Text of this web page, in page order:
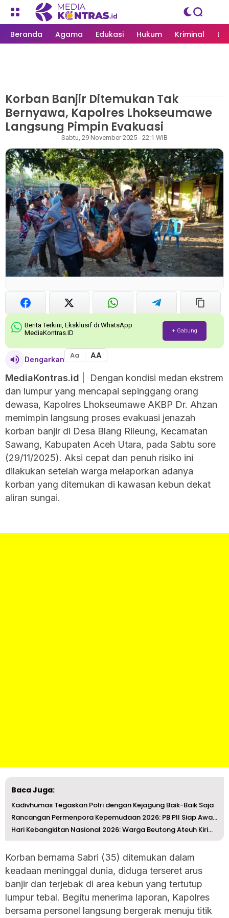
Beranda Agama Edukasi Hukum Kriminal
MEDIAKONTRAS.ID/ NASIONAL
Korban Banjir Ditemukan Tak
Bernyawa, Kapolres Lhokseumawe
Langsung Pimpin Evakuasi
Sabtu, 29 November 2025 - 22:1 WIB
Berita Terkini, Eksklusif di WhatsApp
MediaKontras.ID
+ Gabung
Dengarkan Aa AA
MediaKontras.id | Dengan kondisi medan ekstrem
dan lumpur yang mencapai sepinggang orang
dewasa, Kapolres Lhokseumawe AKBP Dr. Ahzan
memimpin langsung proses evakuasi jenazah
korban banjir di Desa Blang Rileung, Kecamatan
Sawang, Kabupaten Aceh Utara, pada Sabtu sore
(29/11/2025). Aksi cepat dan penuh risiko ini
dilakukan setelah warga melaporkan adanya
korban yang ditemukan di kawasan kebun dekat
aliran sungai.
Baca Juga:
Kadivhumas Tegaskan Polri dengan Kejagung Baik-Baik Saja
Rancangan Permenpora Kepemudaan 2026: PB PII Siap Awasi H...
Hari Kebangkitan Nasional 2026: Warga Beutong Ateuh Kirim...
Korban bernama Sabri (35) ditemukan dalam
keadaan meninggal dunia, diduga terseret arus
banjir dan terjebak di area kebun yang tertutup
lumpur tebal. Begitu menerima laporan, Kapolres
bersama personel langsung bergerak menuju titik